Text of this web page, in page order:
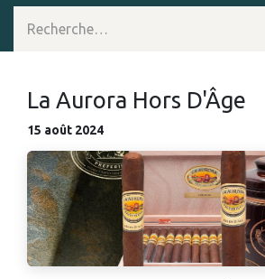
La Aurora Hors D'Âge
15 août 2024